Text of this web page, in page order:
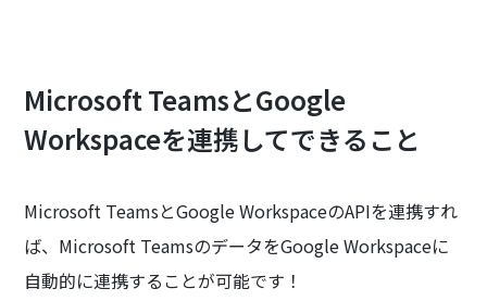
Microsoft TeamsとGoogle
Workspaceを連携してできること
Microsoft TeamsとGoogle WorkspaceのAPIを連携すれ
ば、Microsoft TeamsのデータをGoogle Workspaceに
自動的に連携することが可能です！